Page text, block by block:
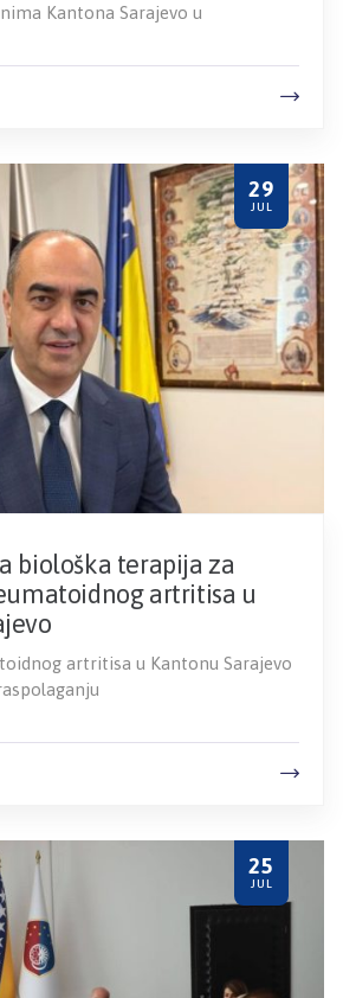
Kantona Sarajevo u
29
JUL
biološka terapija za
artritisa u
artritisa u Kantonu Sarajevo
25
JUL